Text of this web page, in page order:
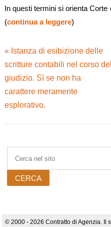
In questi termini si orienta
(continua a leggere)
« Istanza di esibizione delle
scritture contabili nel corso del
giudizio. Sì se non ha
carattere meramente
esplorativo.
© 2000 - 2026 Contratto di Agenzia. Il